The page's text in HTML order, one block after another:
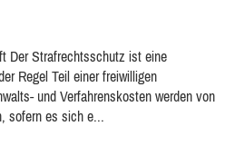
Der Strafrechtsschutz ist eine
Regel Teil einer freiwilligen
und Verfahrenskosten werden von
sofern es sich e...